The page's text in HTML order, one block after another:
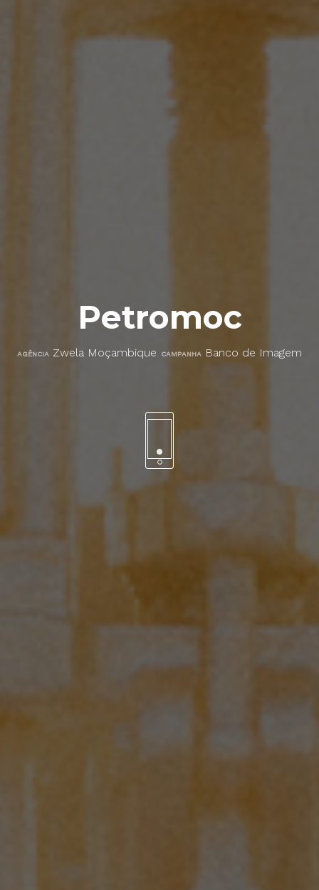
Petromoc
AGÊNCIA Zwela Moçambique CAMPANHA Banco de Imagem